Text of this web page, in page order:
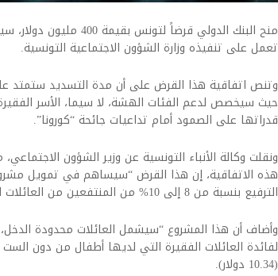
منح البنك الدولي قرضاً
تعمل على تنفيذه وزارة الشؤون الاجتماعية التونسية.
حيث سيخصص لدعم الفئات الهشة، لا سيما، الأسر
قدراتها على الصمود أمام تداعيات جائحة “كورونا”.
ونقلت وكالة الأنباء التونسية عن وزير الشؤون
هذه الاتفاقية، إن هذا القرض “سيساهم في تمويل
الترفيع بنسبة من 8 إلى 10% من المنتفعين من العائلات الفقيرة.
وأضاف أن هذا المشروع “سيشمل العائلات محدودة
(10.34 دولار).